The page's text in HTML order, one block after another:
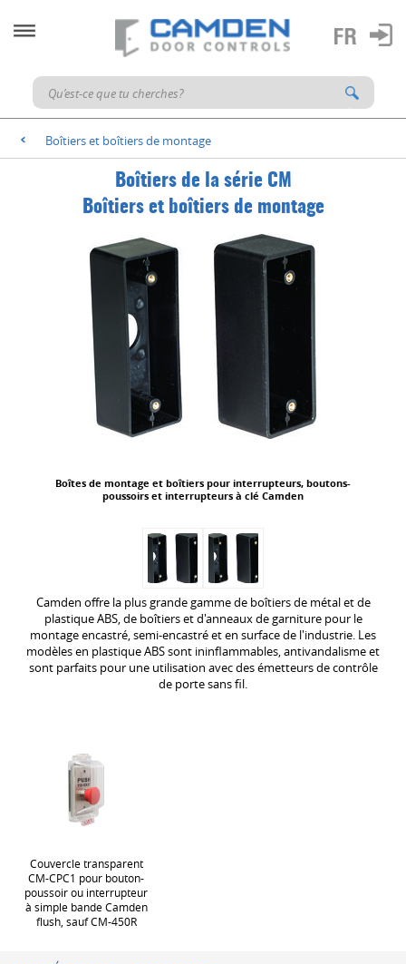
< Boîtiers et boîtiers de montage
Boîtiers de la série CM
Boîtiers et boîtiers de montage
Boîtes de montage et boîtiers pour interrupteurs, boutons-
poussoirs et interrupteurs à clé Camden
Camden offre la plus grande gamme de boîtiers de métal et de
plastique ABS, de boîtiers et d'anneaux de garniture pour le
montage encastré, semi-encastré et en surface de l'industrie. Les
modèles en plastique ABS sont ininflammables, antivandalisme et
sont parfaits pour une utilisation avec des émetteurs de contrôle
de porte sans fil.
Couvercle transparent
CM-CPC1 pour bouton-
poussoir ou interrupteur
à simple bande Camden
flush, sauf CM-450R